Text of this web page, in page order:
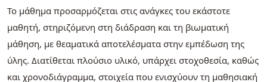
Το μάθημα προσαρμόζεται στις ανάγκες του εκάστοτε
μαθητή, στηριζόμενη στη διάδραση και τη βιωματική
μάθηση, με θεαματικά αποτελέσματα στην εμπέδωση της
ύλης. Διατίθεται πλούσιο υλικό, υπάρχει στοχοθεσία, καθώς
και χρονοδιάγραμμα, στοιχεία που ενισχύουν τη μαθησιακή